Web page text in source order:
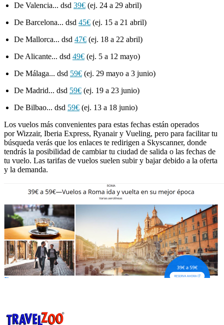
De Valencia... dsd 39€ (ej. 24 a 29 abril)
De Barcelona... dsd 45€ (ej. 15 a 21 abril)
De Mallorca... dsd 47€ (ej. 18 a 22 abril)
De Alicante... dsd 49€ (ej. 5 a 12 mayo)
De Málaga... dsd 59€ (ej. 29 mayo a 3 junio)
De Madrid... dsd 59€ (ej. 19 a 23 junio)
De Bilbao... dsd 59€ (ej. 13 a 18 junio)
Los vuelos más convenientes para estas fechas están operados
por Wizzair, Iberia Express, Ryanair y Vueling, pero para facilitar tu
búsqueda verás que los enlaces te redirigen a Skyscanner, donde
tendrás la posibilidad de cambiar tu ciudad de salida o las fechas de
tu vuelo. Las tarifas de vuelos suelen subir y bajar debido a la oferta
y la demanda.